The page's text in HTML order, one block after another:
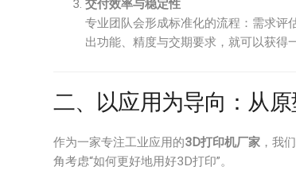
交付效率与稳定性
专业团队会形成标准化的流程：需求
出功能、精度与交期要求，就可以获得
二、以应用为导向：从
作为一家专注工业应用的3D打印机厂家 ，我
角考虑“如何更好地用好3D打印”。